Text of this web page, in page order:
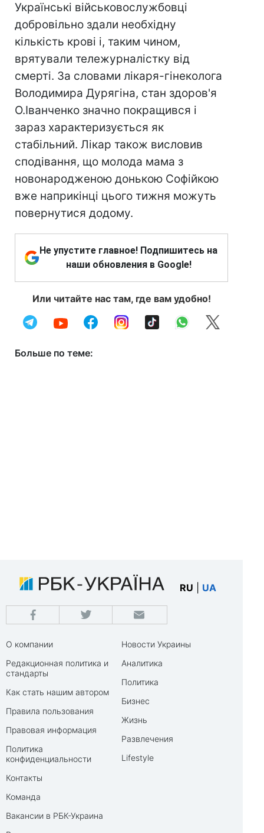
Українські військовослужбовці
добровільно здали необхідну
кількість крові і, таким чином,
врятували тележурналістку від
смерті. За словами лікаря-гінеколога
Володимира Дурягіна, стан здоров'я
О.Іванченко значно покращився і
зараз характеризується як
стабільний. Лікар також висловив
сподівання, що молода мама з
новонародженою донькою Софійкою
вже наприкінці цього тижня можуть
повернутися додому.
Не упустите главное! Подпишитесь на
наши обновления в Google!
Или читайте нас там, где вам удобно!
Больше по теме:
RU UA
О компании
Редакционная политика и
стандарты
Как стать нашим автором
Правила пользования
Правовая информация
Политика
конфиденциальности
Контакты
Команда
Вакансии в РБК-Украина
Новости Украины
Аналитика
Политика
Бизнес
Жизнь
Развлечения
Lifestyle